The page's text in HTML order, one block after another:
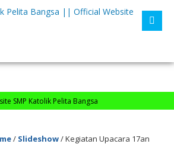
Katolik Pelita Bangsa
/ Slideshow/Kegiatan Upacara 17an